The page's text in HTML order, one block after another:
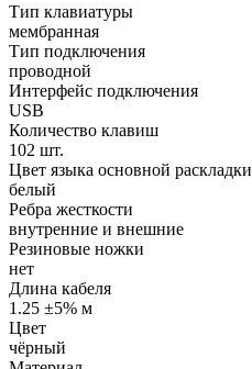
Тип клавиатуры
мембранная
Тип подключения
проводной
Интерфейс подключения
USB
Количество клавиш
102 шт.
Цвет языка основной раскладки
белый
Ребра жесткости
внутренние и внешние
Резиновые ножки
нет
Длина кабеля
1.25 ±5% м
Цвет
чёрный